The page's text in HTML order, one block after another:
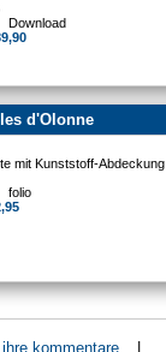
Download
d'Olonne
mit Kunststoff-Abdeckung
folio
kommentare |